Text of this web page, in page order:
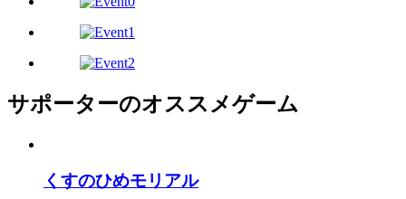
サポーターのオススメゲーム
くすのひめモリアル